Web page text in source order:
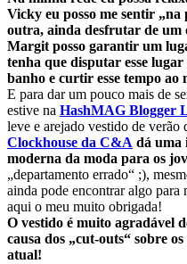
Vicky eu posso me sentir
outra, ainda desfrutar de um
Margit posso garantir um
tenha que disputar esse
banho e curtir esse tempo ao
E para dar um pouco mais de
estive na HashMAG Blogger
leve e arejado vestido de verão
Clockhouse da C&A dá uma
moderna da moda para os
„departamento errado“ ;),
ainda pode encontrar algo
aqui o meu muito obrigada!
O vestido é muito agradável
causa dos „cut-outs“ sobre
atual!